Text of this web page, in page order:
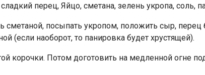
перец, Яйцо, сметана, зелень укропа, соль,
сметаной, посыпать укропом, положить сыр,
(если наоборот, то панировка будет хрустящей).
корочки. Потом доготовить на медленной огне